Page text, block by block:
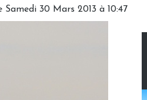
Samedi 30 Mars 2013 à 10:47